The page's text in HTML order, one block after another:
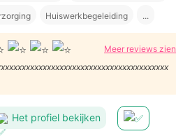
Huiswerkbegeleiding ...
Meer reviews zien
Het profiel bekijken